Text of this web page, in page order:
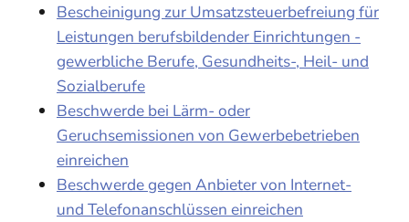
Bescheinigung zur Umsatzsteuerbefreiung für
Leistungen berufsbildender Einrichtungen -
gewerbliche Berufe, Gesundheits-, Heil- und
Sozialberufe
Beschwerde bei Lärm- oder
Geruchsemissionen von Gewerbebetrieben
einreichen
Beschwerde gegen Anbieter von Internet-
und Telefonanschlüssen einreichen